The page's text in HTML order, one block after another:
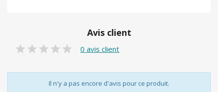
Avis client
0 avis client
Il n'y a pas encore d'avis pour ce produit.